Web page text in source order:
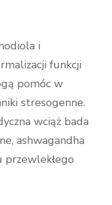
i
funkcji
pomóc w
stresogenne.
wciąż bada
ashwagandha
przewlekłego